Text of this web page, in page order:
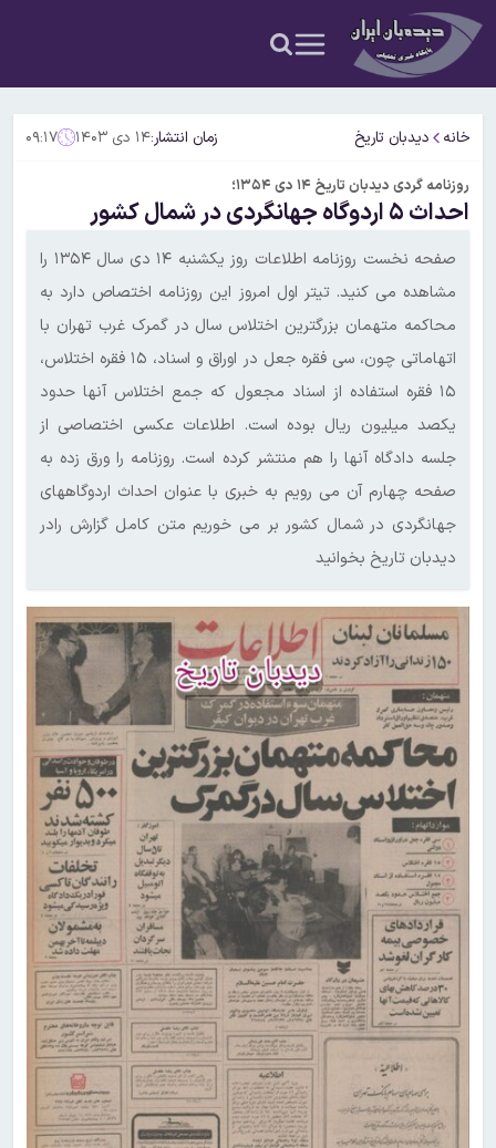
خانه دیدبان تاریخ زمان انتشار:۱۴ دی ۱۴۰۳ ۰۹:۱۷
روزنامه گردی دیدبان تاریخ ۱۴ دی ۱۳۵۴؛
احداث ۵ اردوگاه جهانگردی در شمال کشور
صفحه نخست روزنامه اطلاعات روز یکشنبه ۱۴ دی سال ۱۳۵۴ را
مشاهده می کنید. تیتر اول امروز این روزنامه اختصاص دارد به
محاکمه متهمان بزرگترین اختلاس سال در گمرک غرب تهران‌ با
اتهاماتی چون، سی فقره جعل در اوراق و اسناد، ۱۵ فقره اختلاس،
۱۵ فقره استفاده از اسناد مجعول که جمع اختلاس آنها حدود
یکصد میلیون ریال بوده است. اطلاعات عکسی اختصاصی از
جلسه دادگاه آنها را هم‌ منتشر کرده است. روزنامه را ورق زده به
صفحه چهارم آن می رویم به خبری با عنوان احداث اردوگاههای
جهانگردی در شمال کشور بر می خوریم‌ متن کامل گزارش رادر
دیدبان تاریخ بخوانید